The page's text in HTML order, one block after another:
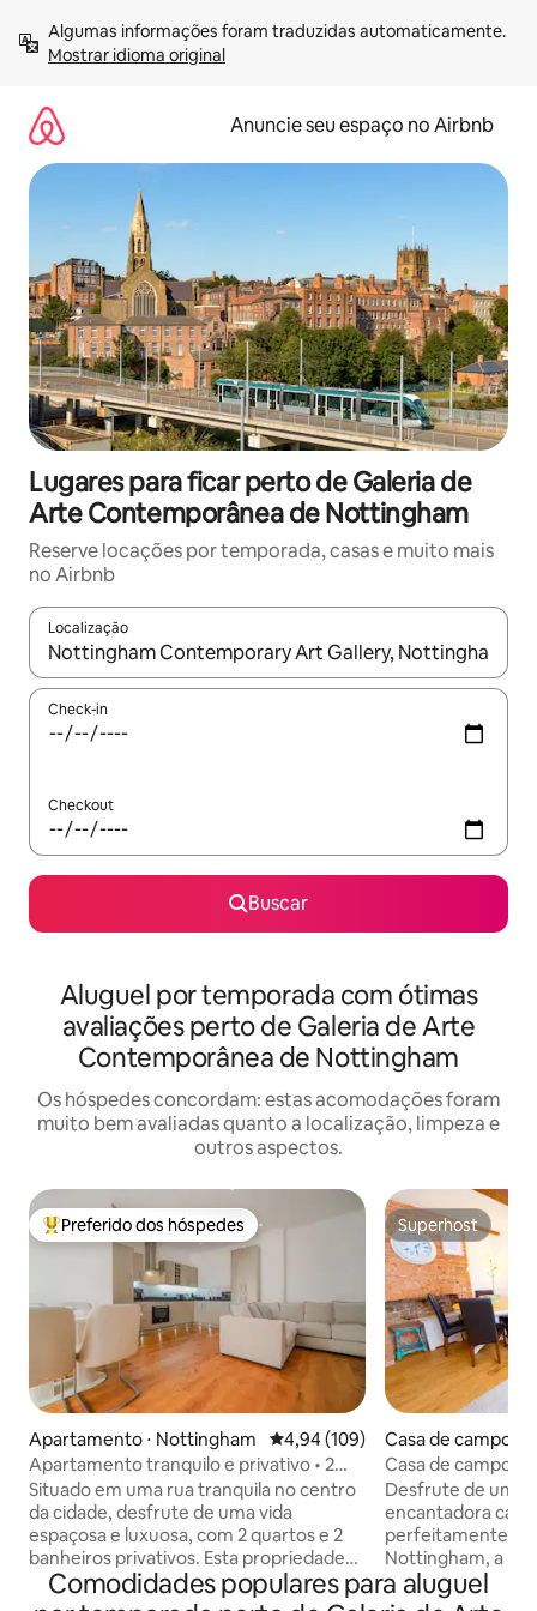
para
Mostrar idioma original
Anuncie seu espaço no Airbnb
Lugares para ficar perto de Galeria de
Arte Contemporânea de Nottingham
Reserve locações por temporada, casas e muito mais
no Airbnb
Localização
Quando os resultados estiverem disponíveis, explore-os
Check-in
Checkout
Buscar
Aluguel por temporada com ótimas
avaliações perto de Galeria de Arte
Contemporânea de Nottingham
Os hóspedes concordam: estas acomodações foram
muito bem avaliadas quanto a localização, limpeza e
outros aspectos.
Entre os melhores preferidos dos hóspedes
Preferido dos hóspedes
Apartamento ⋅ Nottingham 4,94 de uma avaliação média de
4,94 (109)
Apartamento tranquilo e privativo • 2
quartos com banheiro privativo
Situado em uma rua tranquila no centro
da cidade, desfrute de uma vida
espaçosa e luxuosa, com 2 quartos e 2
banheiros privativos. Esta propriedade
de alta especificação garante que
estadias de curta ou longa duração
Superhost
Superhost
Casa de campo ⋅
m
Casa de campo
da cidade com
Desfrute de uma
encantadora
perfeitamente
Nottingham, a
vibrante Hockley,
lojas
Comodidades populares para aluguel